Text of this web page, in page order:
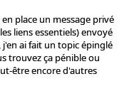
place un message privé
liens essentiels) envoyé
ai fait un topic épinglé
trouvez ça pénible ou
être encore d'autres